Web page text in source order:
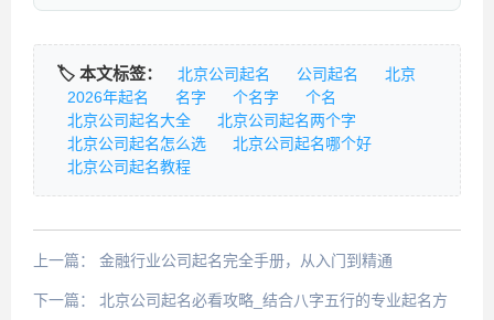
🏷️ 本文标签： 北京公司起名 公司起名
北京
2026年起名
名字 个名字
个名
北京公司起名大全
北京公司起名两个字
北京公司起名怎么选
北京公司起名哪个好
北京公司起名教程
上一篇： 金融行业公司起名完全手册，从入门到精通
下一篇： 北京公司起名必看攻略_结合八字五行的专业起名方